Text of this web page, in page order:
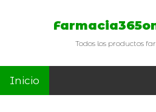
Todos los productos
Inicio